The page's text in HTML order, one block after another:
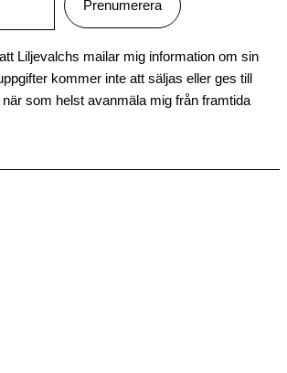
Liljevalchs mailar mig information om sin
kommer inte att säljas eller ges till
som helst avanmäla mig från framtida